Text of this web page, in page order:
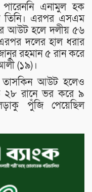
এনামুল হক
তিনি। এরপর এসএম
আউট হলে দলীয় ৫৬
দলের হাল ধরার
রহমান ৫ রান করে
(১৯)।
আউট হলেও
২৮ রানে ভর করে ৯
পুঁজি পেয়েছিল